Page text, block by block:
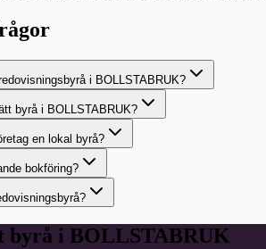
i BOLLSTABRUK?
byrå i BOLLSTABRUK?
en lokal byrå?
bokföring?
byrå i BOLLSTABRUK